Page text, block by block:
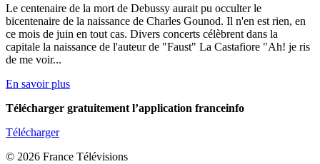
Le centenaire de la mort de Debussy aurait pu occulter le
bicentenaire de la naissance de Charles Gounod. Il n'en est rien, en
ce mois de juin en tout cas. Divers concerts célèbrent dans la
capitale la naissance de l'auteur de "Faust" La Castafiore "Ah! je ris
de me voir...
En savoir plus
Télécharger gratuitement l’application franceinfo
Télécharger
© 2026 France Télévisions